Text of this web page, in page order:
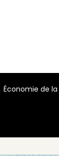
Économie de